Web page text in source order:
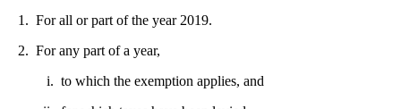
1. For all or part of the year 2019.
2. For any part of a year,
i. to which the exemption applies, and